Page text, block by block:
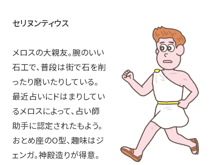
セリヌンティウス
メロスの大親友。腕のいい
石工で、普段は街で石を削
ったり磨いたりしている。
最近占いにドはまりしてい
るメロスによって、占い師
助手に認定されたもよう。
おとめ座のO型、趣味はジ
ェンガ。神殿造りが得意。